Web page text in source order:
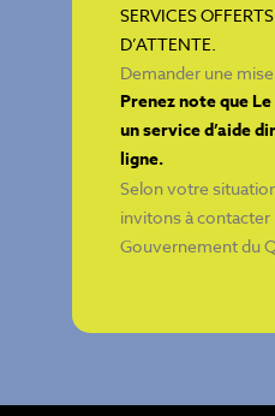
SERVICES
D’ATTENTE.
Demander une
Prenez note que
un service d’aide
ligne.
Selon votre
invitons à contacter
Gouvernement du